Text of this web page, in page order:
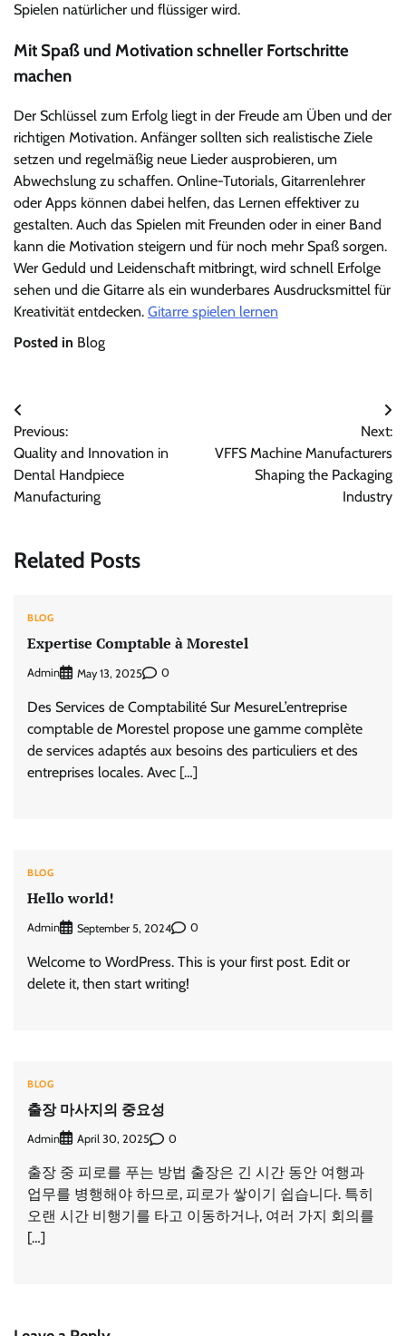
Spielen natürlicher und flüssiger wird.
Mit Spaß und Motivation schneller Fortschritte
machen
Der Schlüssel zum Erfolg liegt in der Freude am Üben und der
richtigen Motivation. Anfänger sollten sich realistische Ziele
setzen und regelmäßig neue Lieder ausprobieren, um
Abwechslung zu schaffen. Online-Tutorials, Gitarrenlehrer
oder Apps können dabei helfen, das Lernen effektiver zu
gestalten. Auch das Spielen mit Freunden oder in einer Band
kann die Motivation steigern und für noch mehr Spaß sorgen.
Wer Geduld und Leidenschaft mitbringt, wird schnell Erfolge
sehen und die Gitarre als ein wunderbares Ausdrucksmittel für
Kreativität entdecken. Gitarre spielen lernen
Posted in Blog
Post
navigation
Previous:
Quality and Innovation in
Dental Handpiece
Manufacturing
Next:
VFFS Machine Manufacturers
Shaping the Packaging
Industry
Related Posts
BLOG
Expertise Comptable à Morestel
Admin May 13, 2025 0
Des Services de Comptabilité Sur MesureL’entreprise
comptable de Morestel propose une gamme complète
de services adaptés aux besoins des particuliers et des
entreprises locales. Avec […]
BLOG
Hello world!
Admin September 5, 2024 0
Welcome to WordPress. This is your first post. Edit or
delete it, then start writing!
BLOG
출장 마사지의 중요성
Admin April 30, 2025 0
출장 중 피로를 푸는 방법 출장은 긴 시간 동안 여행과
업무를 병행해야 하므로, 피로가 쌓이기 쉽습니다. 특히
오랜 시간 비행기를 타고 이동하거나, 여러 가지 회의를
[…]